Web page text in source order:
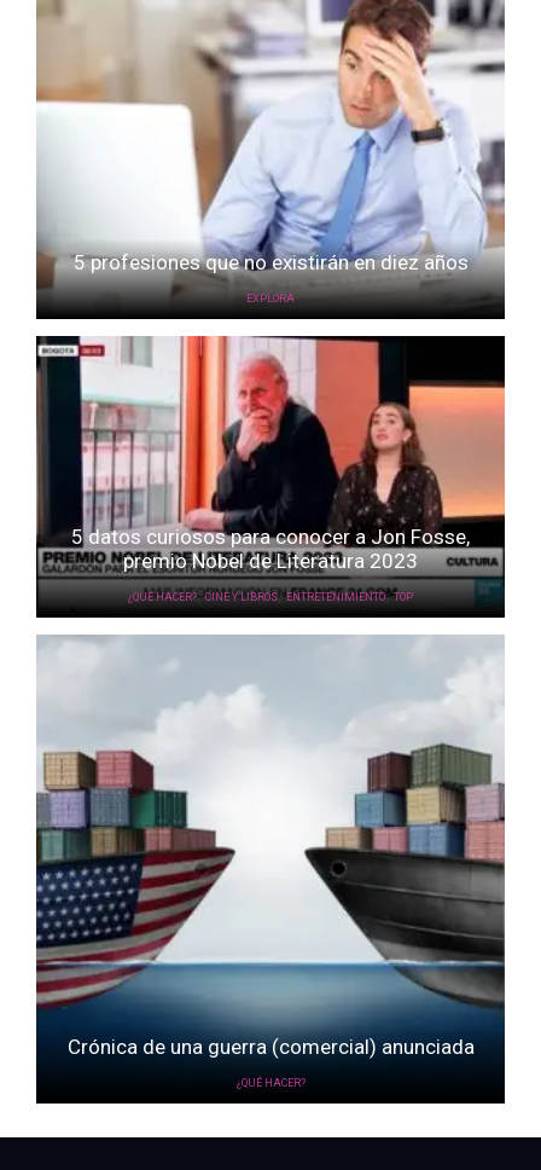
5 profesiones que no existirán en diez años
EXPLORA
5 datos curiosos para conocer a Jon Fosse,
premio Nobel de Literatura 2023
¿QUÉ HACER?,CINE Y LIBROS,ENTRETENIMIENTO,TOP
Crónica de una guerra (comercial) anunciada
¿QUÉ HACER?